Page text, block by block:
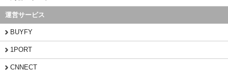
運営サービス
BUYFY
1PORT
CNNECT